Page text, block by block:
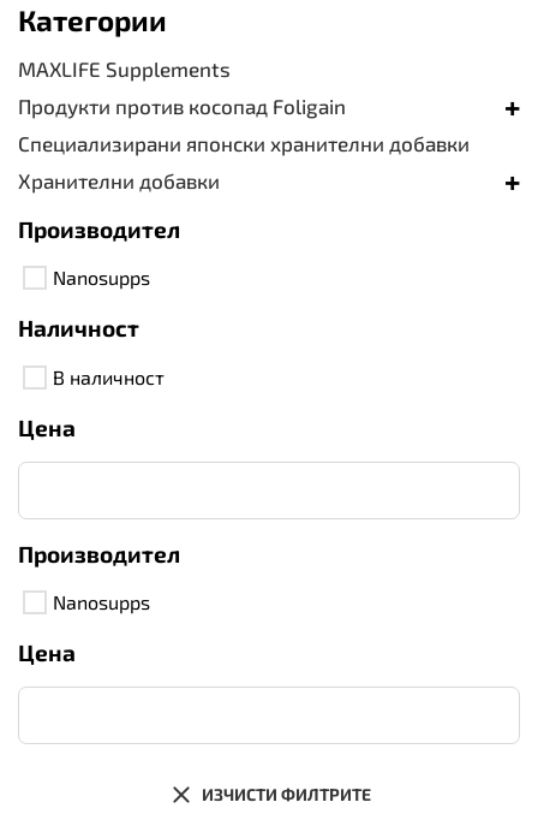
Категории
MAXLIFE Supplements
Продукти против косопад Foligain
+
Специализирани японски хранителни добавки
Хранителни добавки
+
Производител
Nanosupps
Наличност
В наличност
Цена
Производител
Nanosupps
Цена
ИЗЧИСТИ ФИЛТРИТЕ